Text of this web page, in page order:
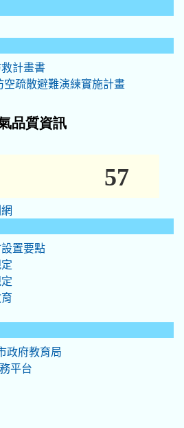
計畫書
疏散避難演練實施計畫
置要點
政府教育局
平台